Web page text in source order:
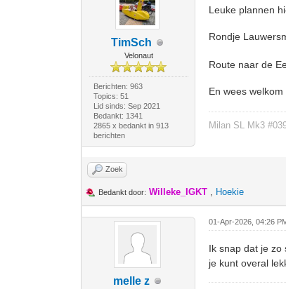
TimSch
Velonaut
Berichten: 963
Topics: 51
Lid sinds: Sep 2021
Bedankt: 1341
2865 x bedankt in 913
berichten
Leuke plannen
Rondje
Route naar de
En wees
Milan SL Mk3
Zoek
Bedankt door: Willeke_IGKT , Hoekie
melle z
01-Apr-2026, 04:26
Ik snap dat je
je kunt overal